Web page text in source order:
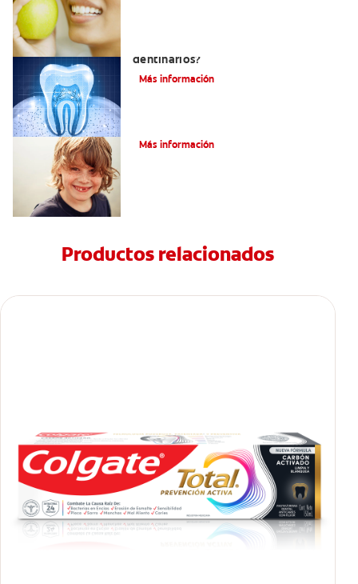
dentinarios?
Más información
Más información
Productos relacionados